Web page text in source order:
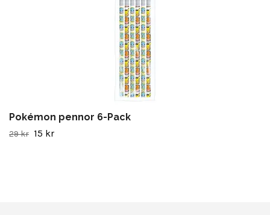
Pokémon pennor 6-Pack
29 kr 15 kr